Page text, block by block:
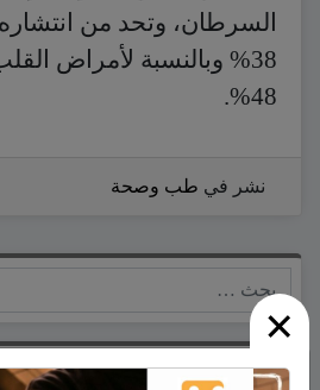
×
السرطان، وتحد من
38% وبالنسبة لأمراض
48%.
نشر في طب وصحة
أحدث